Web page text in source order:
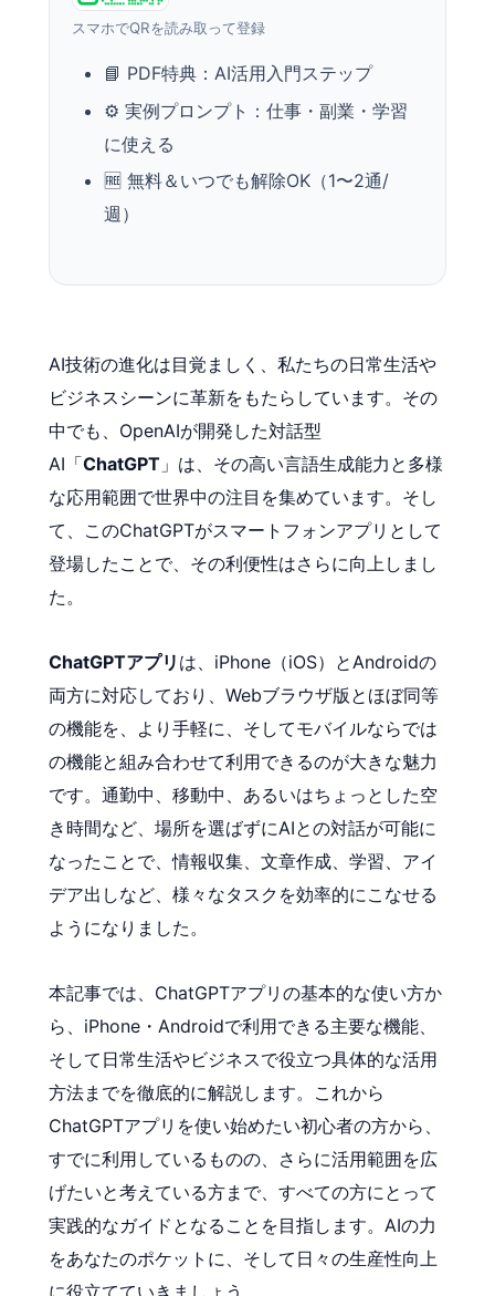
スマホでQRを読み取って登録
📘 PDF特典：AI活用入門ステップ
⚙️ 実例プロンプト：仕事・副業・学習
に使える
🆓 無料＆いつでも解除OK（1〜2通/
週）
AI技術の進化は目覚ましく、私たちの日常生活や
ビジネスシーンに革新をもたらしています。その
中でも、OpenAIが開発した対話型
AI「ChatGPT 」は、その高い言語生成能力と多様
な応用範囲で世界中の注目を集めています。そし
て、このChatGPTがスマートフォンアプリとして
登場したことで、その利便性はさらに向上しまし
た。
ChatGPTアプリ は、iPhone（iOS）とAndroidの
両方に対応しており、Webブラウザ版とほぼ同等
の機能を、より手軽に、そしてモバイルならでは
の機能と組み合わせて利用できるのが大きな魅力
です。通勤中、移動中、あるいはちょっとした空
き時間など、場所を選ばずにAIとの対話が可能に
なったことで、情報収集、文章作成、学習、アイ
デア出しなど、様々なタスクを効率的にこなせる
ようになりました。
本記事では、ChatGPTアプリの基本的な使い方か
ら、iPhone・Androidで利用できる主要な機能、
そして日常生活やビジネスで役立つ具体的な活用
方法までを徹底的に解説します。これから
ChatGPTアプリを使い始めたい初心者の方から、
すでに利用しているものの、さらに活用範囲を広
げたいと考えている方まで、すべての方にとって
実践的なガイドとなることを目指します。AIの力
をあなたのポケットに、そして日々の生産性向上
に役立てていきましょう。